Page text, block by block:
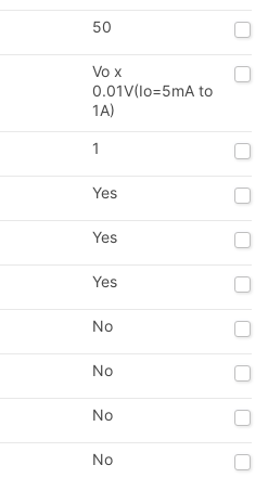
50
Vo x
0.01V(Io=5mA to
1A)
1
Yes
Yes
Yes
No
No
No
No